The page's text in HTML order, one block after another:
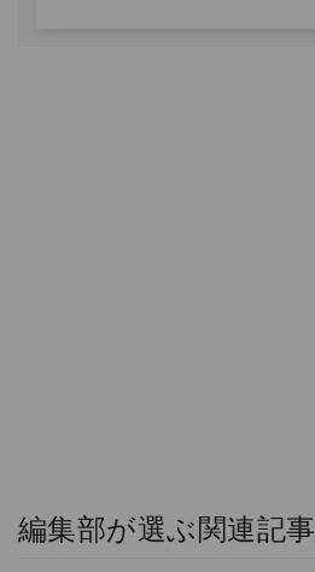
編集部が選ぶ関連記事